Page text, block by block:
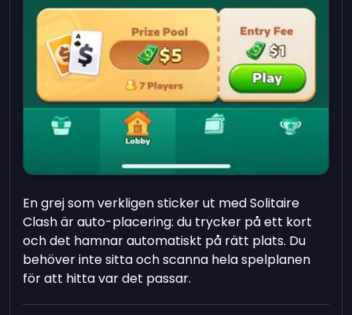
En grej som verkligen sticker ut med Solitaire
Clash är auto-placering: du trycker på ett kort
och det hamnar automatiskt på rätt plats. Du
behöver inte sitta och scanna hela spelplanen
för att hitta var det passar.